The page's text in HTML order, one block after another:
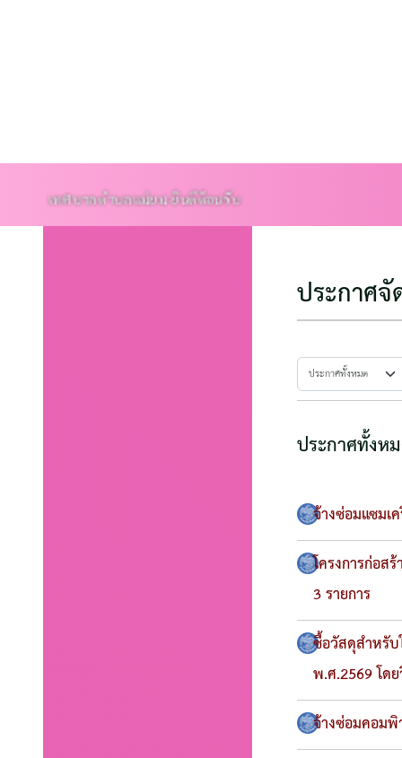
ลตำบลแม่ยม ยินดีต้อนรับ
ประกาศ
ประกาศทั้งห
จ้างซ่อมแซมเ
โครงการก่อ
3 รายการ
ซื้อวัสดุสำหรับ
พ.ศ.2569 โด
จ้างซ่อมคอมพิ